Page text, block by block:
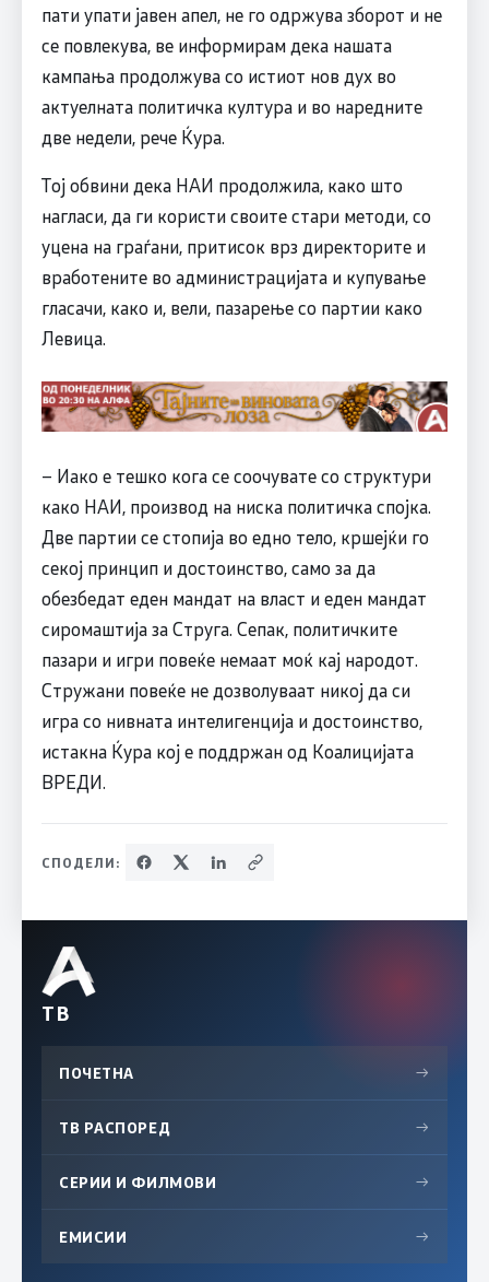
пати упати јавен апел, не го одржува зборот и не
се повлекува, ве информирам дека нашата
кампања продолжува со истиот нов дух во
актуелната политичка култура и во наредните
две недели, рече Ќура.
Тој обвини дека НАИ продолжила, како што
нагласи, да ги користи своите стари методи, со
уцена на граѓани, притисок врз директорите и
вработените во администрацијата и купување
гласачи, како и, вели, пазарење со партии како
Левица.
– Иако е тешко кога се соочувате со структури
како НАИ, производ на ниска политичка спојка.
Две партии се стопија во едно тело, кршејќи го
секој принцип и достоинство, само за да
обезбедат еден мандат на власт и еден мандат
сиромаштија за Струга. Сепак, политичките
пазари и игри повеќе немаат моќ кај народот.
Стружани повеќе не дозволуваат никој да си
игра со нивната интелигенција и достоинство,
истакна Ќура кој е поддржан од Коалицијата
ВРЕДИ.
СПОДЕЛИ:
ТВ
ПОЧЕТНА →
ТВ РАСПОРЕД →
СЕРИИ И ФИЛМОВИ →
ЕМИСИИ →